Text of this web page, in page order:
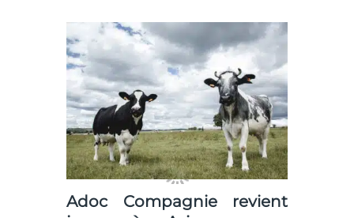
Adoc Compagnierevient